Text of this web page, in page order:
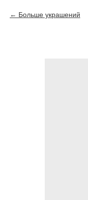
Больше украшений